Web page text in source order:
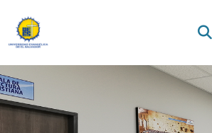
Communities & Collections
All of DSpace